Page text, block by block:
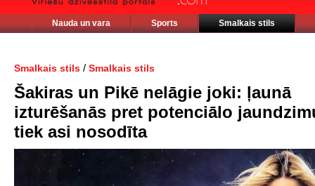
Nauda un vara Sports Smalkais stils
Smalkais stils / Smalkais stils
Šakiras un Pikē nelāgie joki: ļaunā
izturēšanās pret potenciālo
tiek asi nosodīta